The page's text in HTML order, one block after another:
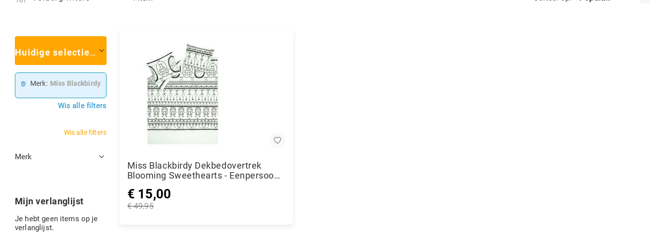
Miss Blackbirdy Dekbedovertrek
Blooming Sweethearts - Eenpersoons
Speciale
€ 15,00
€ 49,95
Huidige selectie (1)
Merk Miss Blackbirdy
Wis alle filters
Wis alle filters
Merk
Mijn verlanglijst
Je hebt geen items op je
verlanglijst.